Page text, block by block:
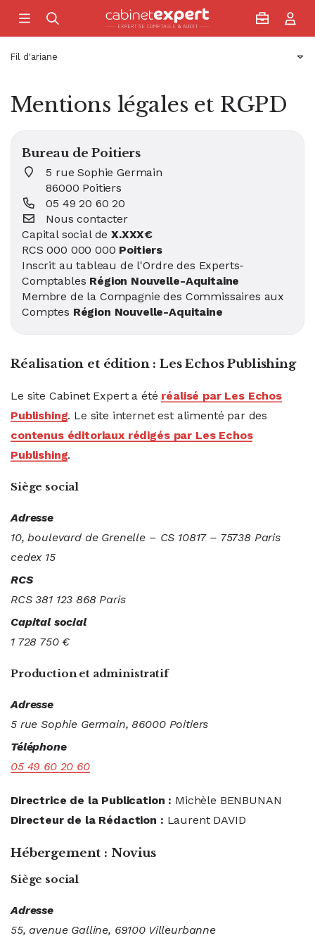
Accueil
Fil d'ariane
Mentions légales et RGPD
Bureau de Poitiers
5 rue Sophie Germain
86000 Poitiers
05 49 20 60 20
Nous contacter
Capital social deX.XXX€
RCS 000 000 000 Poitiers
Inscrit au tableau de l'Ordre des Experts-
Comptables Région Nouvelle-Aquitaine
Membre de la Compagnie des Commissaires aux
Comptes Région Nouvelle-Aquitaine
Réalisation et édition : Les Echos Publishing
Le site Cabinet Expert a été réalisé par Les Echos
Publishing. Le site internet est alimenté par des
contenus éditoriaux rédigés par Les Echos
Publishing.
Siège social
Adresse
10, boulevard de Grenelle – CS 10817 – 75738 Paris
cedex 15
RCS
RCS 381 123 868 Paris
Capital social
1 728 750 €
Production et administratif
Adresse
5 rue Sophie Germain, 86000 Poitiers
Téléphone
05 49 60 20 60
Directrice de la Publication : Michèle BENBUNAN
Directeur de la Rédaction : Laurent DAVID
Hébergement : Novius
Siège social
Adresse
55, avenue Galline, 69100 Villeurbanne